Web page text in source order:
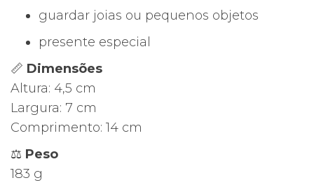
guardar joias ou pequenos objetos
presente especial
📏 Dimensões
Altura: 4,5 cm
Largura: 7 cm
Comprimento: 14 cm
⚖️ Peso
183 g